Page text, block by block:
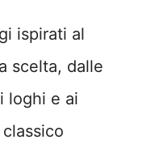
ispirati al
scelta, dalle
loghi e ai